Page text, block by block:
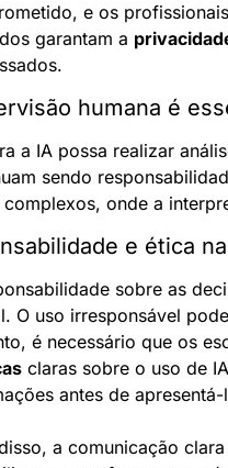
e os
garantam a
humana é
a IA possa realizar
sendo
onde a
e ética
sobre as
O uso irresponsável
claras sobre o uso de
antes de
a comunicação